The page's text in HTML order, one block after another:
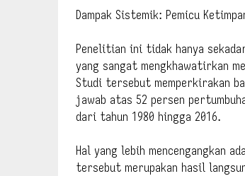
Dampak Sistemik: Pemicu
Penelitian ini tidak hanya
yang sangat mengkhawatirkan
Studi tersebut memperkirakan
jawab atas 52 persen
dari tahun 1980 hingga 2016.
Hal yang lebih mencengangkan
tersebut merupakan hasil